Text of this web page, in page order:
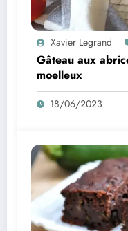
Xavier Legrand
Gâteau aux
moelleux
18/06/2023